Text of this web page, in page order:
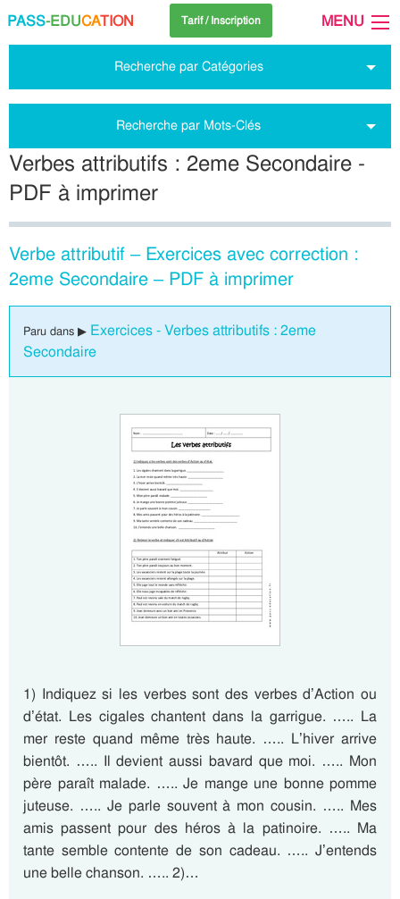
PASS-EDUCATION Tarif / Inscription MENU
Recherche par Catégories
Recherche par Mots-Clés
Verbes attributifs : 2eme Secondaire -
PDF à imprimer
Verbe attributif – Exercices avec correction :
2eme Secondaire – PDF à imprimer
Paru dans ▶ Exercices - Verbes attributifs : 2eme
Secondaire
1) Indiquez si les verbes sont des verbes d’Action ou
d’état. Les cigales chantent dans la garrigue. ….. La
mer reste quand même très haute. ….. L’hiver arrive
bientôt. ….. Il devient aussi bavard que moi. ….. Mon
père paraît malade. ….. Je mange une bonne pomme
juteuse. ….. Je parle souvent à mon cousin. ….. Mes
amis passent pour des héros à la patinoire. ….. Ma
tante semble contente de son cadeau. ….. J’entends
une belle chanson. ….. 2)…